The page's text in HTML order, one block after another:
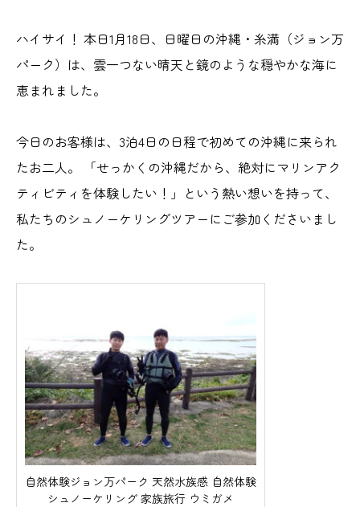
ハイサイ！ 本日1月18日、日曜日の沖縄・糸満（ジョン万
パーク）は、雲一つない晴天と鏡のような穏やかな海に
恵まれました。
今日のお客様は、3泊4日の日程で初めての沖縄に来られ
たお二人。 「せっかくの沖縄だから、絶対にマリンアク
ティビティを体験したい！」という熱い想いを持って、
私たちのシュノーケリングツアーにご参加くださいまし
た。
自然体験ジョン万パーク 天然水族感 自然体験
シュノーケリング 家族旅行 ウミガメ